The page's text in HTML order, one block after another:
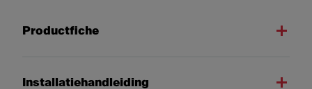
Productfiche
Installatiehandleiding